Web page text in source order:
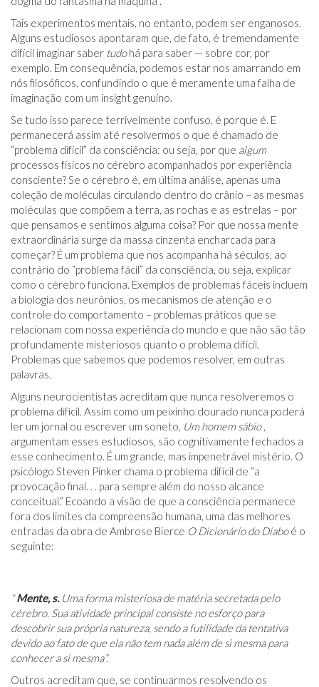
Tais experimentos mentais, no entanto, podem ser enganosos.
Alguns estudiosos apontaram que, de fato, é tremendamente
difícil imaginar saber tudohá para saber — sobre cor, por
exemplo. Em consequência, podemos estar nos amarrando em
nós filosóficos, confundindo o que é meramente uma falha de
imaginação com um insight genuíno.
Se tudo isso parece terrivelmente confuso, é porque é. E
permanecerá assim até resolvermos o que é chamado de
“problema difícil” da consciência: ou seja, por que algum
processos físicos no cérebro acompanhados por experiência
consciente? Se o cérebro é, em última análise, apenas uma
coleção de moléculas circulando dentro do crânio – as mesmas
moléculas que compõem a terra, as rochas e as estrelas – por
que pensamos e sentimos alguma coisa? Por que nossa mente
extraordinária surge da massa cinzenta encharcada para
começar? É um problema que nos acompanha há séculos, ao
contrário do “problema fácil” da consciência, ou seja, explicar
como o cérebro funciona. Exemplos de problemas fáceis incluem
a biologia dos neurônios, os mecanismos de atenção e o
controle do comportamento – problemas práticos que se
relacionam com nossa experiência do mundo e que não são tão
profundamente misteriosos quanto o problema difícil.
Problemas que sabemos que podemos resolver, em outras
palavras.
Alguns neurocientistas acreditam que nunca resolveremos o
problema difícil. Assim como um peixinho dourado nunca poderá
ler um jornal ou escrever um soneto, Um homem sábio,
argumentam esses estudiosos, são cognitivamente fechados a
esse conhecimento. É um grande, mas impenetrável mistério. O
psicólogo Steven Pinker chama o problema difícil de “a
provocação final. . . para sempre além do nosso alcance
conceitual.” Ecoando a visão de que a consciência permanece
fora dos limites da compreensão humana, uma das melhores
entradas da obra de Ambrose Bierce O Dicionário do Diaboé o
seguinte:
“Mente, s.Uma forma misteriosa de matéria secretada pelo
cérebro. Sua atividade principal consiste no esforço para
descobrir sua própria natureza, sendo a futilidade da tentativa
devido ao fato de que ela não tem nada além de si mesma para
conhecer a si mesma”.
Outros acreditam que, se continuarmos resolvendo os